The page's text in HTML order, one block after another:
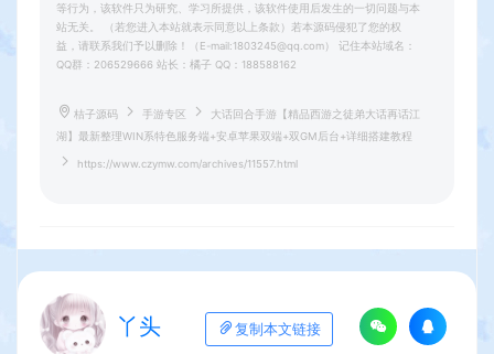
等行为，该软件只为研究、学习所提供，该软件使用后发生的一切问题与本
站无关。 （若您进入本站就表示同意以上条款）若本源码侵犯了您的权
益，请联系我们予以删除！（E-mail:1803245@qq.com） 记住本站域名：
QQ群：206529666 站长：橘子 QQ：188588162
桔子源码 手游专区
大话回合手游【精品西游之徒弟大话再话江
湖】最新整理WIN系特色服务端+安卓苹果双端+双GM后台+详细搭建教程
https://www.czymw.com/archives/11557.html
丫头 复制本文链接